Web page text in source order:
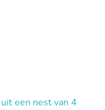
een nest van 4